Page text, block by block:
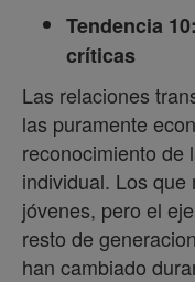
Tendencia
críticas
Las relaciones
las puramente
reconocimiento de
individual. Los
jóvenes, pero el
resto de
han cambiado